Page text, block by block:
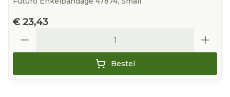
€ 23,43
Bestel